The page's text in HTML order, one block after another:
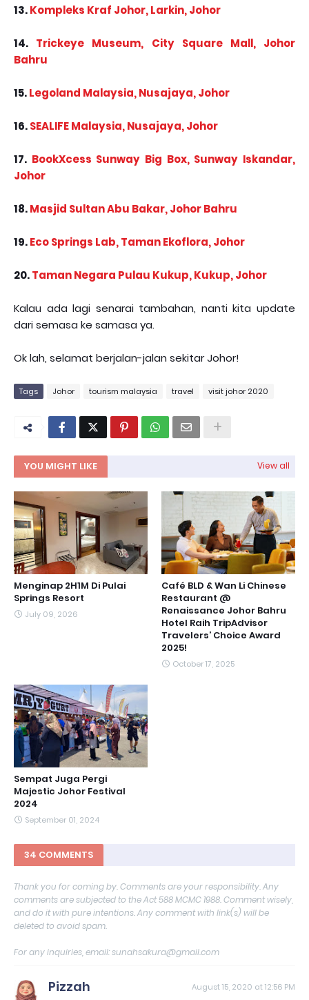
13.Kompleks Kraf Johor, Larkin, Johor
14. Trickeye Museum, City Square Mall, Johor
Bahru
15.Legoland Malaysia, Nusajaya, Johor
16.SEALIFE Malaysia, Nusajaya, Johor
17. BookXcess Sunway Big Box, Sunway Iskandar,
Johor
18.Masjid Sultan Abu Bakar, Johor Bahru
19.Eco Springs Lab, Taman Ekoflora, Johor
20.Taman Negara Pulau Kukup, Kukup, Johor
Kalau ada lagi senarai tambahan, nanti kita update
dari semasa ke samasa ya.
Ok lah, selamat berjalan-jalan sekitar Johor!
Tags Johor tourism malaysia travel visit johor 2020
YOU MIGHT LIKE View all
Menginap 2H1M Di Pulai
Springs Resort
July 09, 2026
Café BLD & Wan Li Chinese
Restaurant @
Renaissance Johor Bahru
Hotel Raih TripAdvisor
Travelers’ Choice Award
2025!
October 17, 2025
Sempat Juga Pergi
Majestic Johor Festival
2024
September 01, 2024
34 COMMENTS
Thank you for coming by. Comments are your responsibility. Any
comments are subjected to the Act 588 MCMC 1988. Comment wisely,
and do it with pure intentions. Any comment with link(s) will be
deleted to avoid spam.
For any inquiries, email: sunahsakura@gmail.com
Pizzah August 15, 2020 at 12:56 PM